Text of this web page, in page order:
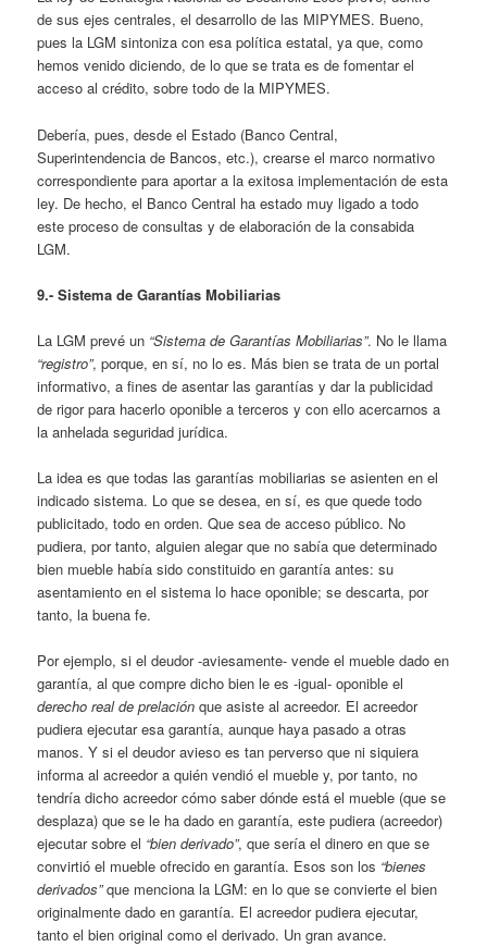
de sus ejes centrales, el desarrollo de las MIPYMES. Bueno,
pues la LGM sintoniza con esa política estatal, ya que, como
hemos venido diciendo, de lo que se trata es de fomentar el
acceso al crédito, sobre todo de la MIPYMES.
Debería, pues, desde el Estado (Banco Central,
Superintendencia de Bancos, etc.), crearse el marco normativo
correspondiente para aportar a la exitosa implementación de esta
ley. De hecho, el Banco Central ha estado muy ligado a todo
este proceso de consultas y de elaboración de la consabida
LGM.
9.- Sistema de Garantías Mobiliarias
La LGM prevé un “Sistema de Garantías Mobiliarias”. No le llama
“registro”, porque, en sí, no lo es. Más bien se trata de un portal
informativo, a fines de asentar las garantías y dar la publicidad
de rigor para hacerlo oponible a terceros y con ello acercarnos a
la anhelada seguridad jurídica.
La idea es que todas las garantías mobiliarias se asienten en el
indicado sistema. Lo que se desea, en sí, es que quede todo
publicitado, todo en orden. Que sea de acceso público. No
pudiera, por tanto, alguien alegar que no sabía que determinado
bien mueble había sido constituido en garantía antes: su
asentamiento en el sistema lo hace oponible; se descarta, por
tanto, la buena fe.
Por ejemplo, si el deudor -aviesamente- vende el mueble dado en
garantía, al que compre dicho bien le es -igual- oponible el
derecho real de prelación que asiste al acreedor. El acreedor
pudiera ejecutar esa garantía, aunque haya pasado a otras
manos. Y si el deudor avieso es tan perverso que ni siquiera
informa al acreedor a quién vendió el mueble y, por tanto, no
tendría dicho acreedor cómo saber dónde está el mueble (que se
desplaza) que se le ha dado en garantía, este pudiera (acreedor)
ejecutar sobre el “bien derivado”, que sería el dinero en que se
convirtió el mueble ofrecido en garantía. Esos son los “bienes
derivados”que menciona la LGM: en lo que se convierte el bien
originalmente dado en garantía. El acreedor pudiera ejecutar,
tanto el bien original como el derivado. Un gran avance.